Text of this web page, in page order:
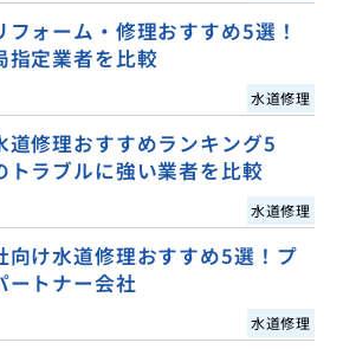
ォーム・修理おすすめ5選！
指定業者を比較
水道修理
道修理おすすめランキング5
トラブルに強い業者を比較
水道修理
向け水道修理おすすめ5選！プ
ートナー会社
水道修理